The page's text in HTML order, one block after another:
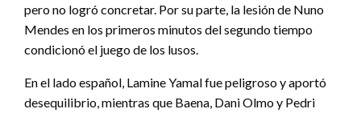
pero no logró concretar. Por su parte, la lesión de Nuno
Mendes en los primeros minutos del segundo tiempo
condicionó el juego de los lusos.
En el lado español, Lamine Yamal fue peligroso y aportó
desequilibrio, mientras que Baena, Dani Olmo y Pedri